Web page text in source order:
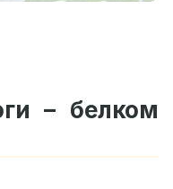
– белком